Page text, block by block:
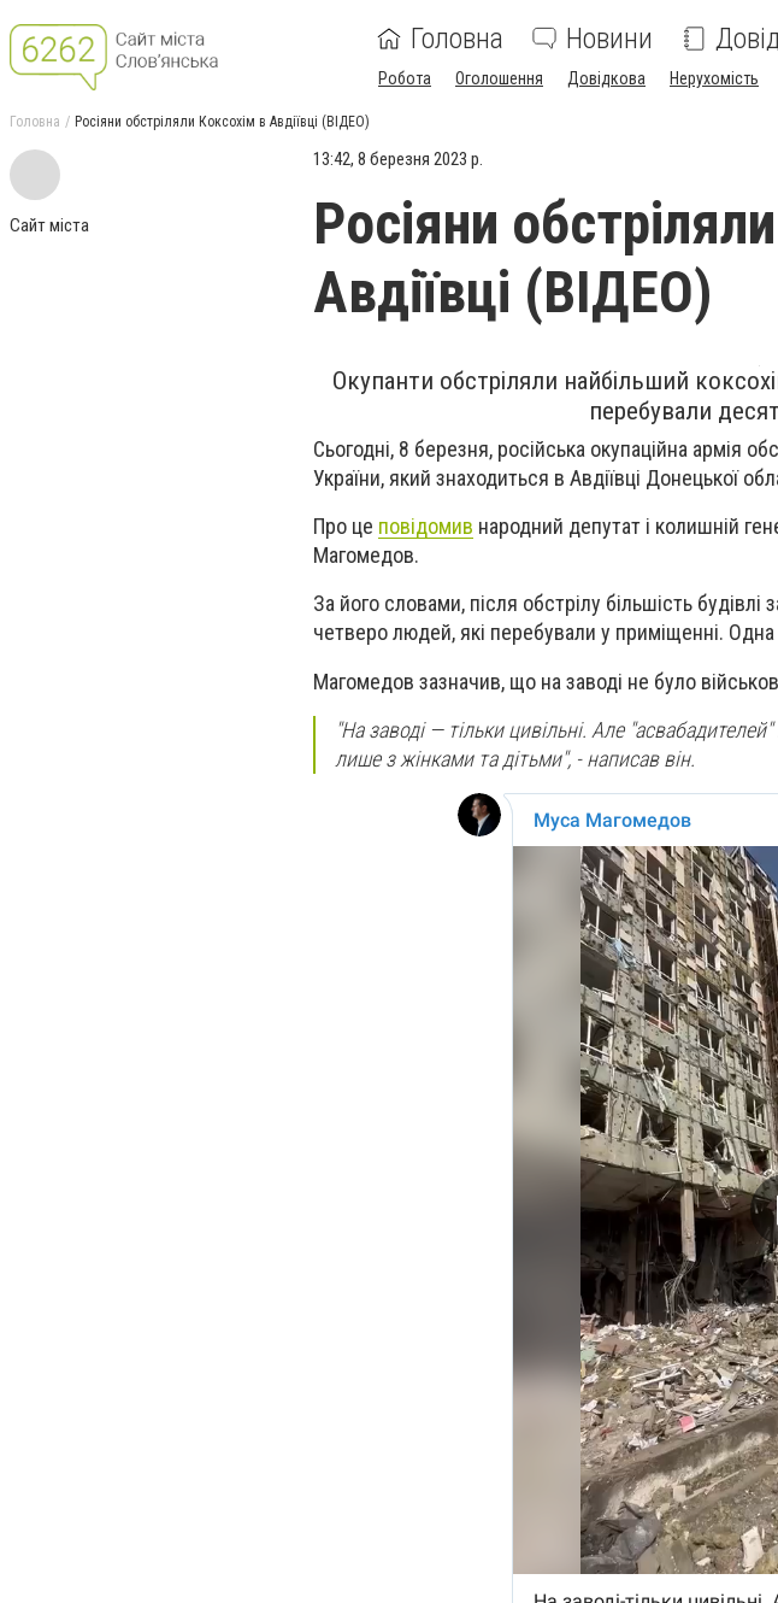
Головна Новини
Робота Оголошення Довідкова Нерухомість
Головна Росіяни обстріляли Коксохім в Авдіївці (ВІДЕО)
Сайт міста
13:42, 8 березня 2023 р.
Росіяни
Авдіївці (ВІДЕО)
Окупанти обстріляли найбільший
перебували
Сьогодні, 8 березня, російська окупаційна армія
України, який знаходиться в Авдіївці Донецької
Про це повідомив народний депутат і колишній
Магомедов.
За його словами, після обстрілу більшість
четверо людей, які перебували у приміщенні. Одна
Магомедов зазначив, що на заводі не було
"На заводі — тільки цивільні. Але
лише з жінками та дітьми", - написав він.